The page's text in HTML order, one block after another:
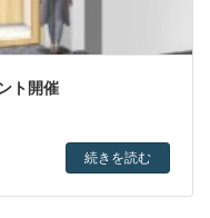
ト開催
続きを読む